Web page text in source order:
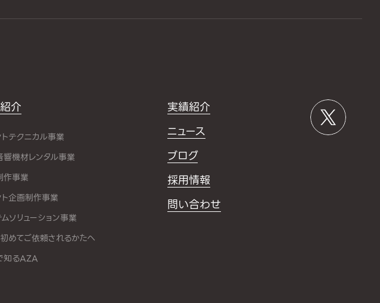
介
トテクニカル事業
響機材レンタル事業
作事業
ト企画制作事業
ソリューション事業
めてご依頼されるかたへ
知るAZA
実績紹介
ニュース
ブログ
採用情報
問い合わせ